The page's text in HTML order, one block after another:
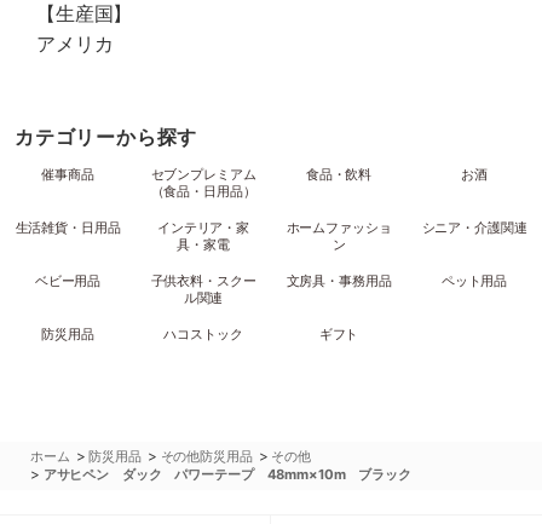
【生産国】
アメリカ
カテゴリーから探す
催事商品
セブンプレミアム
（食品・日用品）
食品・飲料 お酒
生活雑貨・日用品
インテリア・家
具・家電
ホームファッショ
ン
シニア・介護関連
ベビー用品
子供衣料・スクー
ル関連
文房具・事務用品 ペット用品
防災用品 ハコストック ギフト
ホーム >防災用品 > その他防災用品 > その他
> アサヒペン ダック パワーテープ 48mm×10m ブラック